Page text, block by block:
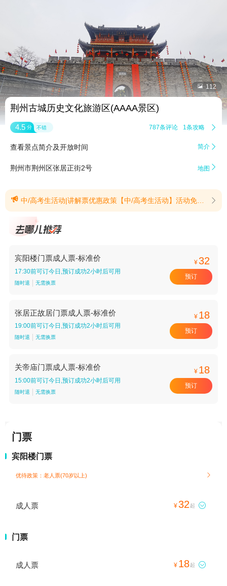
 112
荆州古城历史文化旅游区(AAAA景区)
4.5 分 不错 787条评论 1条攻略 
查看景点简介及开放时间 简介 
荆州市荆州区张居正街2号 地图 
 中/高考生活动|讲解票优惠政策【中/高考生活动】活动免票时间：2026年6月9日-8月31日2026届全国应届中、高考毕业生凭本人2026届中高考准考证 + 身份证（或其他有效身份证明），考生可享受宾阳楼、张居正故居、关帝庙三大景点免费游览！温馨提示：免票优惠仅限景区大门票（宾阳楼、张居正故居、关帝庙），景区内其他二次消费项目（如观光车、画舫等）需另行购票。情景剧《荆州护城令》《张公科举梦》为免费参与项目，每周六、周日常态化演出，凭准考证可直接体验。(提示有效期2026/6/11至2026/8/31)【讲解票优惠政策】凡持有荆州古城环城全价套票、半价套票的游客，凭本人有效套票凭证，前往宾阳楼、张居正故居前门售票窗口核验后现场购票，可享单人单次单景点讲解10元（需在窗口购买）注：单张套票仅可兑换单个景点单次讲解服务，套票优惠权益仅限持票本人享用，严禁转借、转售，工作人员将现场核验人、票信息；(提示有效期2026/8/3至2026/12/31) 
宾阳楼门票成人票-标准价
17:30前可订今日,预订成功2小时后可用
随时退 无需换票
¥32
预订
张居正故居门票成人票-标准价
19:00前可订今日,预订成功2小时后可用
随时退 无需换票
¥ 18
预订
关帝庙门票成人票-标准价
15:00前可订今日,预订成功2小时后可用
随时退 无需换票
¥ 18
预订
门票
宾阳楼门票
优待政策：老人票(70岁以上) 
成人票 ¥32 起 
门票
成人票 ¥ 18起 